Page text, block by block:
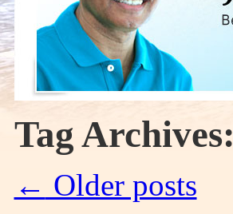
Tag Archives:
← Older posts